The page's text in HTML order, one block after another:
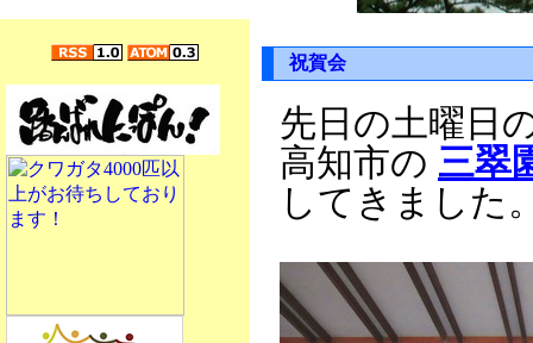
祝賀会
先日の土曜日
高知市の 三翠
してきました